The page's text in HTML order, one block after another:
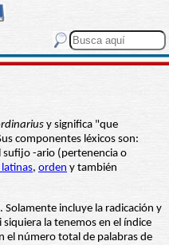
y significa "que
componentes léxicos son:
sufijo -ario (pertenencia o
, orden y también
Solamente incluye la radicación y
siquiera la tenemos en el índice
el número total de palabras de